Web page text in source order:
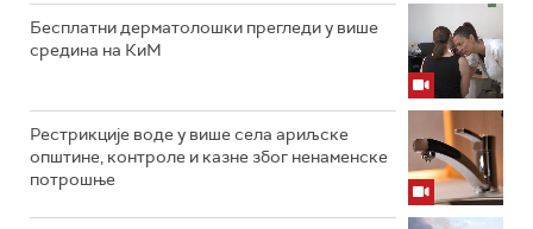
Бесплатни дерматолошки прегледи у више
средина на КиМ
Рестрикције воде у више села ариљске
општине, контроле и казне због ненаменске
потрошње